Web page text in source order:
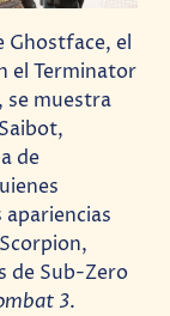
Ghostface, el
el Terminator
se muestra
de
de Sub-Zero
3.